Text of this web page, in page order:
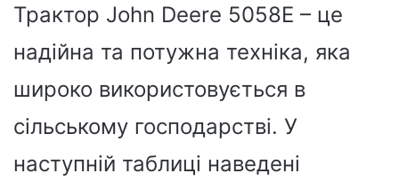
Трактор John Deere 5058E – це
надійна та потужна техніка, яка
широко використовується в
сільському господарстві. У
наступній таблиці наведені